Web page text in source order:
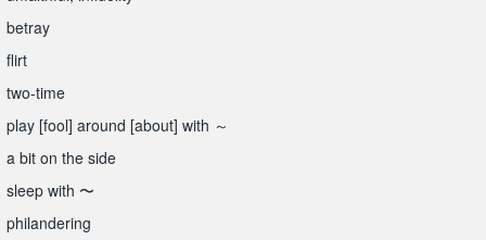
betray
flirt
two-time
play [fool] around [about] with ～
a bit on the side
sleep with 〜
philandering